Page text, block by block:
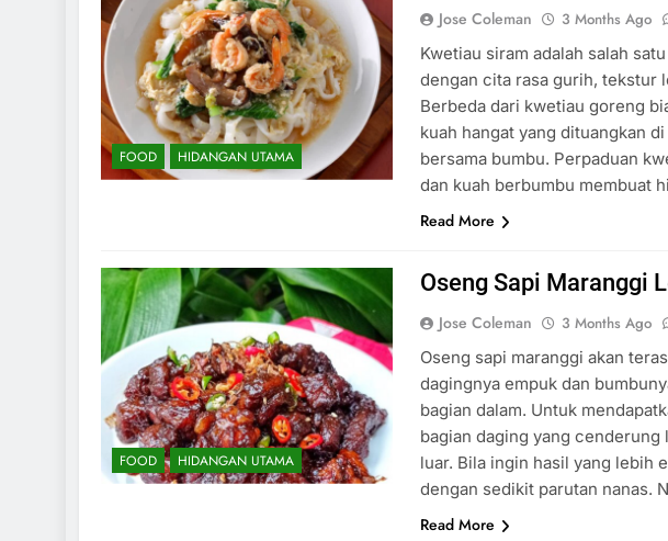
FOOD HIDANGAN UTAMA
Jose Coleman 3 Months Ago
Kwetiau siram adalah salah
dengan cita rasa gurih, tekstur
Berbeda dari kwetiau goreng
kuah hangat yang dituangkan
bersama bumbu. Perpaduan
dan kuah berbumbu membuat
Read More
FOOD HIDANGAN UTAMA
Oseng Sapi Maranggi
Jose Coleman 3 Months Ago
Oseng sapi maranggi akan
dagingnya empuk dan
bagian dalam. Untuk
bagian daging yang cenderung
luar. Bila ingin hasil yang lebih
dengan sedikit parutan nanas.
Read More